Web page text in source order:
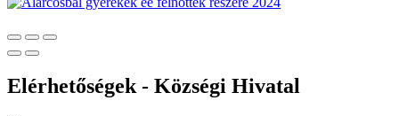
Elérhetőségek - Községi Hivatal